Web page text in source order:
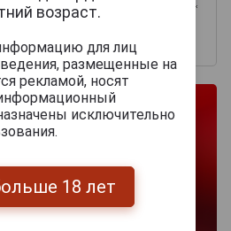
возраст.
для лиц
размещенные на
рекламой, носят
исключительно
18 лет